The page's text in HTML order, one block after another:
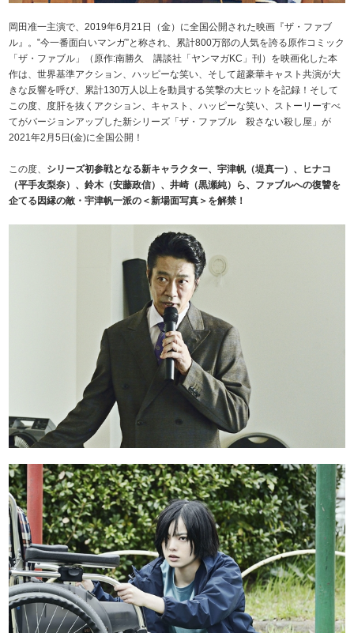
岡田准一主演で、2019年6月21日（金）に全国公開された映画『ザ・ファブ
ル』。‟今一番面白いマンガ”と称され、累計800万部の人気を誇る原作コミック
「ザ・ファブル」（原作:南勝久 講談社「ヤンマガKC」刊）を映画化した本
作は、世界基準アクション、ハッピーな笑い、そして超豪華キャスト共演が大
きな反響を呼び、累計130万人以上を動員する笑撃の大ヒットを記録！そして
この度、度肝を抜くアクション、キャスト、ハッピーな笑い、ストーリーすべ
てがバージョンアップした新シリーズ「ザ・ファブル 殺さない殺し屋」が
2021年2月5日(金)に全国公開！
この度、 シリーズ初参戦となる新キャラクター、宇津帆（堤真一）、ヒナコ
（平手友梨奈）、鈴木（安藤政信）、井崎（黒瀬純）ら、ファブルへの復讐を
企てる因縁の敵・宇津帆一派の＜新場面写真＞を解禁！